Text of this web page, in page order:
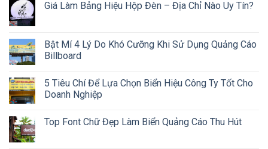
Giá Làm Bảng Hiệu Hộp Đèn – Địa Chỉ Nào Uy Tín?
Bật Mí 4 Lý Do Khó Cưỡng Khi Sử Dụng Quảng Cáo
Billboard
5 Tiêu Chí Để Lựa Chọn Biển Hiệu Công Ty Tốt Cho
Doanh Nghiệp
Top Font Chữ Đẹp Làm Biển Quảng Cáo Thu Hút